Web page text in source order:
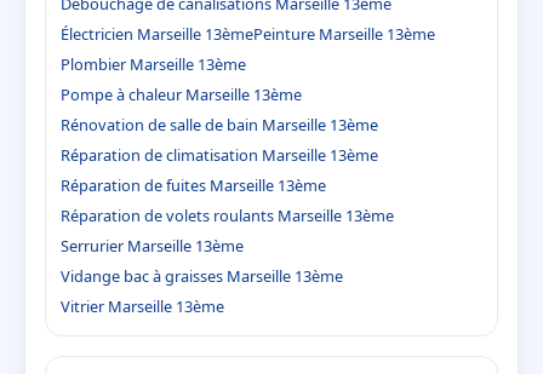
Électricien Marseille 13èmePeinture Marseille 13ème
Plombier Marseille 13ème
Pompe à chaleur Marseille 13ème
Rénovation de salle de bain Marseille 13ème
Réparation de climatisation Marseille 13ème
Réparation de fuites Marseille 13ème
Réparation de volets roulants Marseille 13ème
Serrurier Marseille 13ème
Vidange bac à graisses Marseille 13ème
Vitrier Marseille 13ème